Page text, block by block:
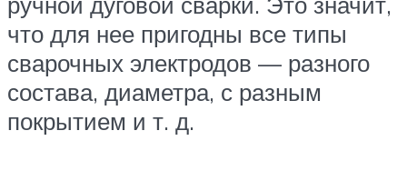
что для нее пригодны все типы
сварочных электродов — разного
состава, диаметра, с разным
покрытием и т. д.